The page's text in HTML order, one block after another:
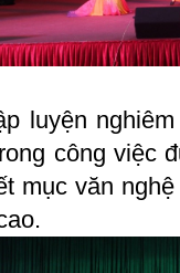
luyện
công việc
mục văn